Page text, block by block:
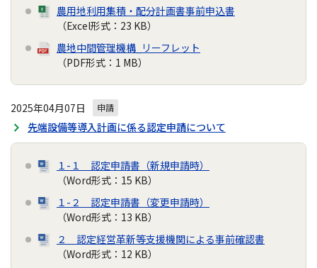
農用地利用集積・配分計画書事前申込書
（Excel形式：23 KB）
農地中間管理機構_リーフレット
（PDF形式：1 MB）
2025年04月07日 申請
先端設備等導入計画に係る認定申請について
１-１ 認定申請書（新規申請時）
（Word形式：15 KB）
１-２ 認定申請書（変更申請時）
（Word形式：13 KB）
２ 認定経営革新等支援機関による事前確認書
（Word形式：12 KB）